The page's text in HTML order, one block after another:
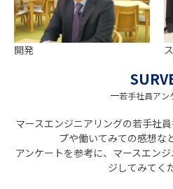
開発
若手社員アン
マースエンジニアリングの若手社
プや働いてみての感想な
アンケートを参考に、マースエン
ジしてみてく